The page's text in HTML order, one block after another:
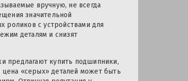
вручную, не всегда
значительной
роликов с устройствами для
деталям и снизят
предлагают купить подшипники,
цена «серых» деталей может быть